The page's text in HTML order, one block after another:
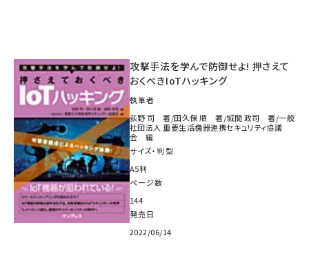
攻撃手法を学んで防御せよ! 押さえて
おくべきIoTハッキング
執筆者
荻野 司 著/田久保 順 著/城間 政司 著/一般
社団法人 重要生活機器連携セキュリティ協議
会 編
サイズ・判型
A5判
ページ数
144
発売日
2022/06/14